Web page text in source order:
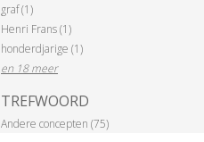
graf (1)
Henri Frans (1)
honderdjarige (1)
en 18 meer
TREFWOORD
Andere concepten (75)